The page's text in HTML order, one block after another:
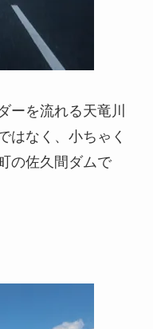
ーを流れる天竜川
はなく、小ちゃく
の佐久間ダムで